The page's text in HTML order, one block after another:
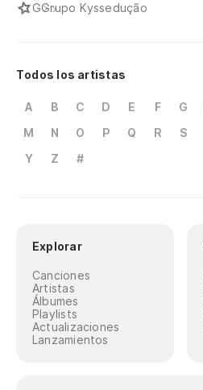
GGrupo Kyssedução
Todos los artistas
A B C D E F G
M
N O P Q R S
Y
Z #
Explorar
Canciones
Artistas
Álbumes
Playlists
Actualizaciones
Lanzamientos